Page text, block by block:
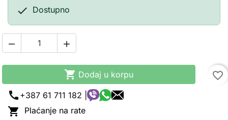
 Dostupno
 
 Dodaj u korpu
favorite_border
call +387 61 711 182 |
 Plaćanje na rate